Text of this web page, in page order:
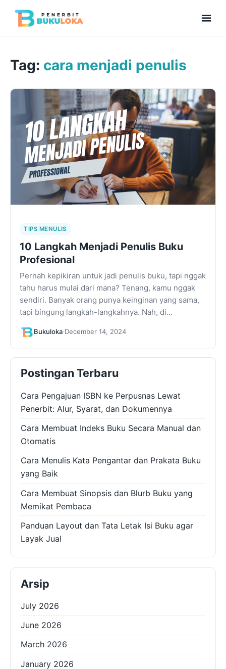
Menu
Bukuloka Digital
Repository
Tag: cara menjadi penulis
TIPS MENULIS
10 Langkah Menjadi Penulis Buku
Profesional
Pernah kepikiran untuk jadi penulis buku, tapi nggak
tahu harus mulai dari mana? Tenang, kamu nggak
sendiri. Banyak orang punya keinginan yang sama,
tapi bingung langkah-langkahnya. Nah, di…
Bukuloka·December 14, 2024
Postingan Terbaru
Cara Pengajuan ISBN ke Perpusnas Lewat
Penerbit: Alur, Syarat, dan Dokumennya
Cara Membuat Indeks Buku Secara Manual dan
Otomatis
Cara Menulis Kata Pengantar dan Prakata Buku
yang Baik
Cara Membuat Sinopsis dan Blurb Buku yang
Memikat Pembaca
Panduan Layout dan Tata Letak Isi Buku agar
Layak Jual
Arsip
July 2026
June 2026
March 2026
January 2026